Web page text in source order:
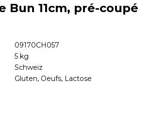
Bun 11cm, pré-coupé
09170CH057
5 kg
Schweiz
Gluten, Oeufs, Lactose